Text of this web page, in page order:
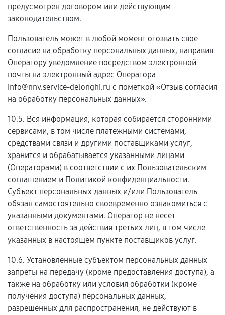
предусмотрен договором или действующим
законодательством.
Пользователь может в любой момент отозвать свое
согласие на обработку персональных данных, направив
Оператору уведомление посредством электронной
почты на электронный адрес Оператора
info@nnv.service-delonghi.ru с пометкой «Отзыв согласия
на обработку персональных данных».
10.5. Вся информация, которая собирается сторонними
сервисами, в том числе платежными системами,
средствами связи и другими поставщиками услуг,
хранится и обрабатывается указанными лицами
(Операторами) в соответствии с их Пользовательским
соглашением и Политикой конфиденциальности.
Субъект персональных данных и/или Пользователь
обязан самостоятельно своевременно ознакомиться с
указанными документами. Оператор не несет
ответственность за действия третьих лиц, в том числе
указанных в настоящем пункте поставщиков услуг.
10.6. Установленные субъектом персональных данных
запреты на передачу (кроме предоставления доступа), а
также на обработку или условия обработки (кроме
получения доступа) персональных данных,
разрешенных для распространения, не действуют в